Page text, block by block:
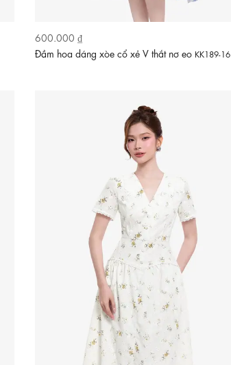
600.000 ₫
Đầm hoa dáng xòe cổ xẻ V thắt nơ eo KK189-16